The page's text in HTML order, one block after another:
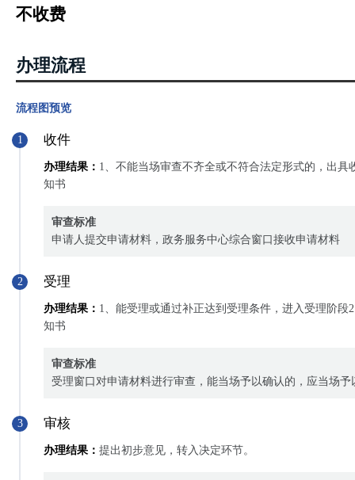
10
原材料、中间产品、混凝土（砂浆）试
件等检验与评定资料
13
金属结构、启闭机、机电产品等检验及
不收费
办理流程
流程图预览
1 收件
办理结果： 1、不能当场审查不齐全或不符合法定形式的，出
知书
审查标准
申请人提交申请材料，政务服务中心综合窗口接收申请材料
2 受理
办理结果： 1、能受理或通过补正达到受理条件，进入受理阶
知书
审查标准
受理窗口对申请材料进行审查，能当场予以确认的，应当场
3 审核
办理结果： 提出初步意见，转入决定环节。